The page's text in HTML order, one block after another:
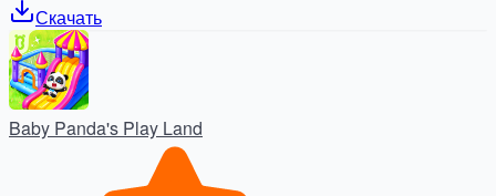
Скачать
Baby Panda's Play Land